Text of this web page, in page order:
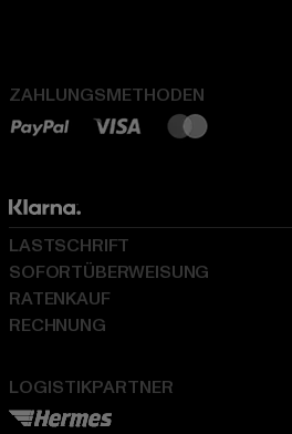
ZAHLUNGSMETHODEN
LOGISTIKPARTNER
LASTSCHRIFT
SOFORTÜBERWEISUNG
RATENKAUF
RECHNUNG